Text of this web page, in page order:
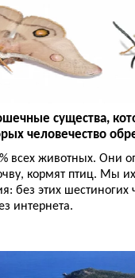
существа,
человечество
всех животных. Они
кормят птиц. Мы
без этих шестиногих
интернета.